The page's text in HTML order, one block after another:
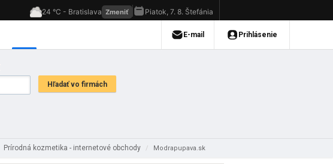
Prírodná kozmetika - internetové obchody / Modrapupava.sk